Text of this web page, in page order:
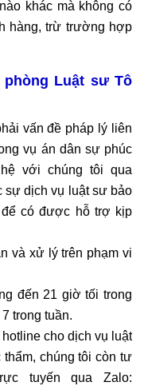
khác mà không có
hàng, trừ trường hợp
Luật sư Tô
vấn đề pháp lý liên
vụ án dân sự phúc
với chúng tôi qua
sự dịch vụ luật sư bảo
có được hỗ trợ kịp
và xử lý trên phạm vi
đến 21 giờ tối trong
trong tuần.
cho dịch vụ luật
chúng tôi còn tư
tuyến qua Zalo: